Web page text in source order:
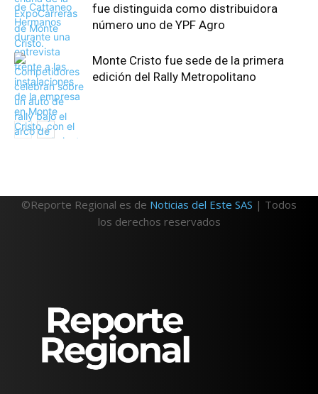
fue distinguida como distribuidora
número uno de YPF Agro
Monte Cristo fue sede de la primera
edición del Rally Metropolitano
©Reporte Regional es de Noticias del Este SAS | Todos
los derechos reservados